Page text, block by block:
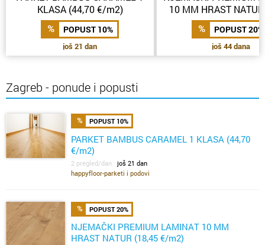
KLASA (44,70 €/m2)
POPUST 10%
još 21 dan
10 MM HRAST
€/m2)
POPUST 20%
još 44 dana
Zagreb - ponude i popusti
POPUST 10%
PARKET BAMBUS CARAMEL 1 KLASA (44,70
€/m2)
2 pregled/dan još 21 dan
happyfloor-parketi i podovi
POPUST 20%
NJEMAČKI PREMIUM LAMINAT 10 MM
HRAST NATUR (18,45 €/m2)